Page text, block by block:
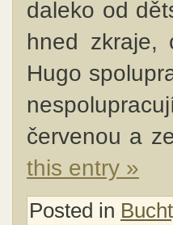
daleko od
hned zkraje,
Hugo
červenou a
this entry »
Posted in